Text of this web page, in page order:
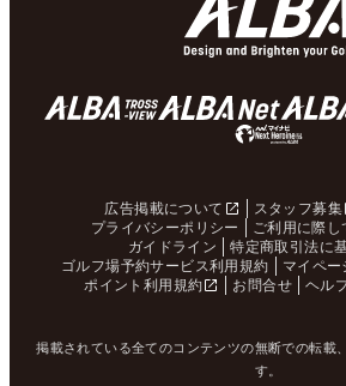
広告掲載について スタッフ募集
プライバシーポリシー
ご利用に際し
ガイドライン
特定商取引法に
ゴルフ場予約サービス利用規約
マイペ
ポイント利用規約
お問合せ ヘル
掲載されている全てのコンテンツの無断での転載
す。